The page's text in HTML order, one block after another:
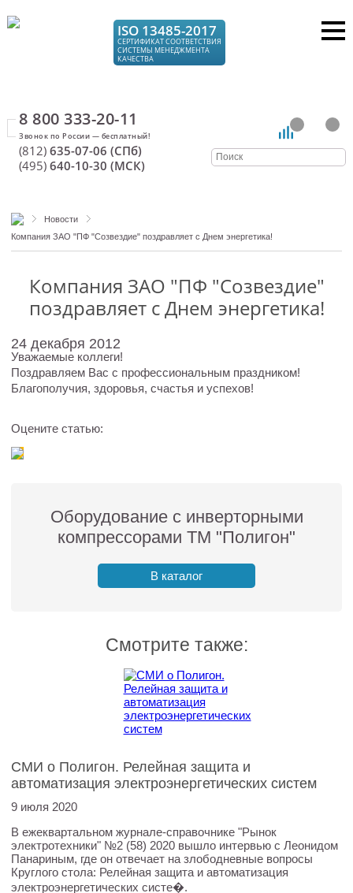
ISO 13485-2017
СЕРТИФИКАТ СООТВЕТСТВИЯ
СИСТЕМЫ МЕНЕДЖМЕНТА
КАЧЕСТВА
8 800 333-20-11
(812) 635-07-06 (СПб)
(495) 640-10-30 (МСК)
Новости
Компания ЗАО "ПФ "Созвездие" поздравляет с Днем энергетика!
Компания ЗАО "ПФ "Созвездие"
поздравляет с Днем энергетика!
24 декабря 2012
Уважаемые коллеги!
Поздравляем Вас с профессиональным праздником!
Благополучия, здоровья, счастья и успехов!
Оцените статью:
Оборудование с инверторными
компрессорами ТМ "Полигон"
В каталог
Смотрите также:
СМИ о Полигон. Релейная защита и
автоматизация электроэнергетических систем
9 июля 2020
В ежеквартальном журнале-справочнике "Рынок
электротехники" №2 (58) 2020 вышло интервью с Леонидом
Панариным, где он отвечает на злободневные вопросы
Круглого стола: Релейная защита и автоматизация
электроэнергетических систе�.